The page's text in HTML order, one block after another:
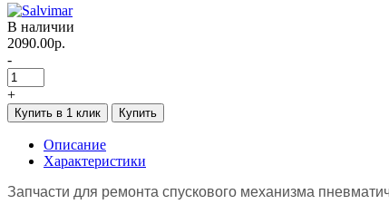
В наличии
2090.00р.
-
+
Купить в 1 клик Купить
Описание
Характеристики
Запчасти для ремонта спускового механизма